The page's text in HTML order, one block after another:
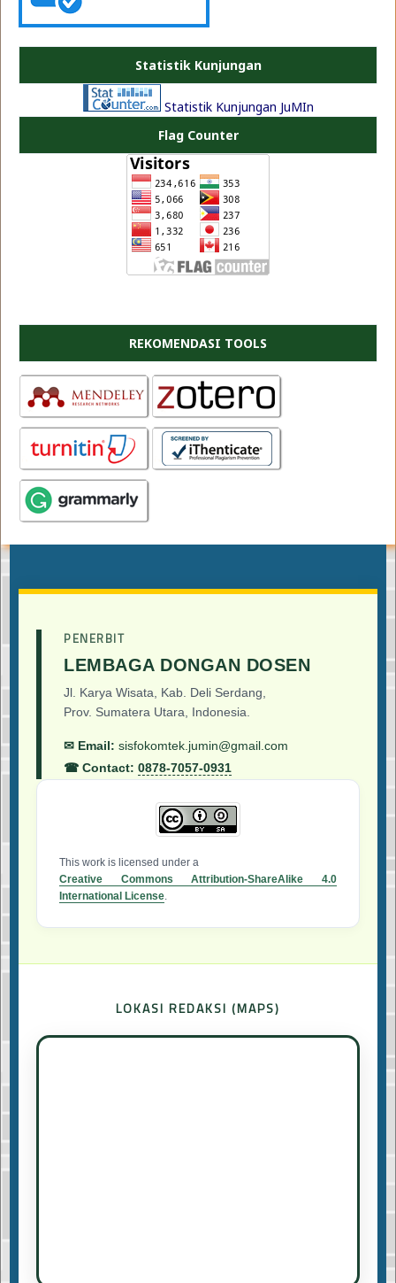
Statistik Kunjungan
Statistik Kunjungan JuMIn
Flag Counter
REKOMENDASI TOOLS
PENERBIT
LEMBAGA DONGAN DOSEN
Jl. Karya Wisata, Kab. Deli Serdang,
Prov. Sumatera Utara, Indonesia.
✉ Email: sisfokomtek.jumin@gmail.com
☎ Contact: 0878-7057-0931
This work is licensed under a
Creative Commons Attribution-ShareAlike 4.0
International License
LOKASI REDAKSI (MAPS)